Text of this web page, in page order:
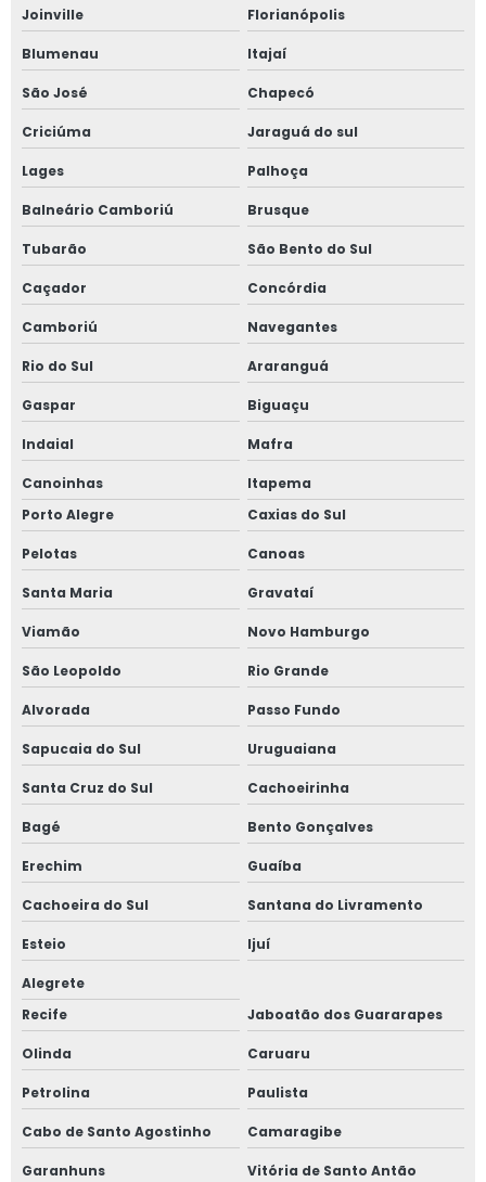
Joinville Florianópolis
Blumenau Itajaí
São José Chapecó
Criciúma Jaraguá do sul
Lages Palhoça
Balneário Camboriú Brusque
Tubarão São Bento do Sul
Caçador Concórdia
Camboriú Navegantes
Rio do Sul Araranguá
Gaspar Biguaçu
Indaial Mafra
Canoinhas
Itapema
Porto Alegre
Caxias do Sul
Pelotas Canoas
Santa Maria Gravataí
Viamão Novo Hamburgo
São Leopoldo Rio Grande
Alvorada Passo Fundo
Sapucaia do Sul Uruguaiana
Santa Cruz do Sul Cachoeirinha
Bagé Bento Gonçalves
Erechim Guaíba
Cachoeira do Sul Santana do Livramento
Esteio Ijuí
Alegrete
Recife
Jaboatão dos Guararapes
Olinda Caruaru
Petrolina Paulista
Cabo de Santo Agostinho Camaragibe
Garanhuns Vitória de Santo Antão